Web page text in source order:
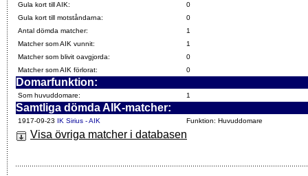
Gula kort till AIK:
0
Gula kort till motståndarna:
0
Antal dömda matcher:
1
Matcher som AIK vunnit:
1
Matcher som blivit oavgjorda:
0
Matcher som AIK förlorat:
0
Domarfunktion:
Som huvuddomare: 1
Samtliga dömda AIK-matcher:
1917-09-23 IK Sirius - AIK Funktion: Huvuddomare
Visa övriga matcher i databasen